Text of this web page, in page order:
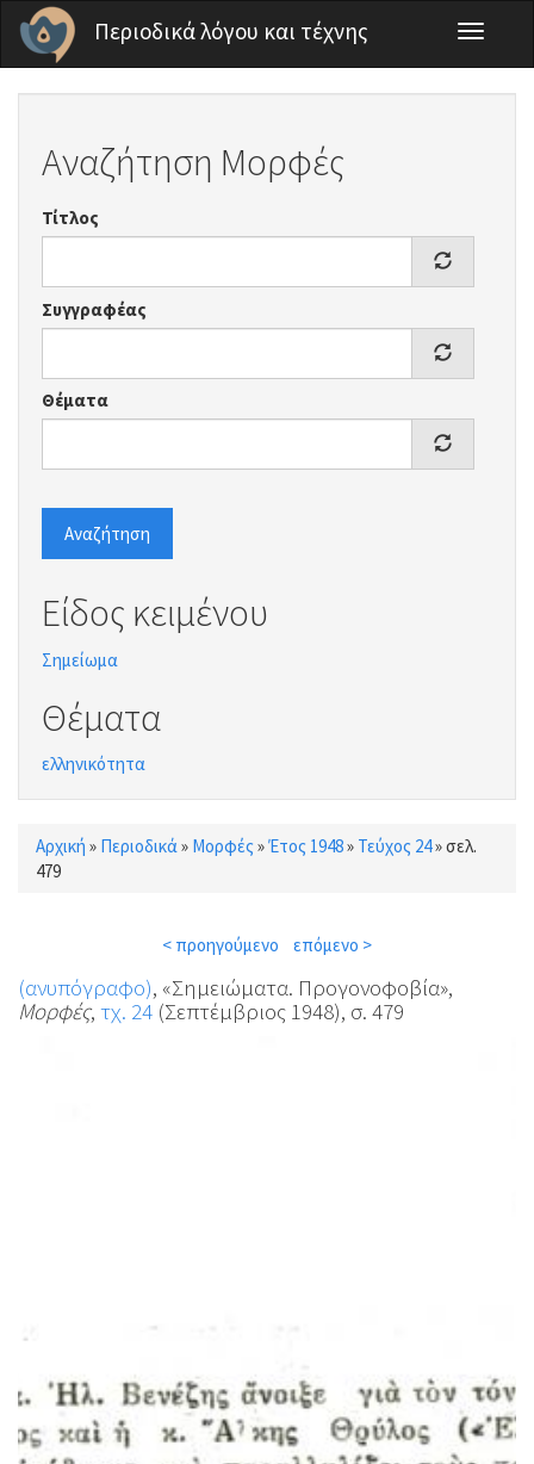
Παράκαμψη προς το κυρίως περιεχόμενο
Περιοδικά λόγου και τέχνης
Toggle
Αναζήτηση Μορφές
Τίτλος
Συγγραφέας
Θέματα
Αναζήτηση
Είδος κειμένου
Σημείωμα
Θέματα
ελληνικότητα
Είστε εδώ
Αρχική » Περιοδικά» Μορφές »Έτος 1948» Τεύχος 24»σελ.
479
< προηγούμενο επόμενο >
(ανυπόγραφο), «Σημειώματα. Προγονοφοβία»,
Μορφές, τχ. 24 (Σεπτέμβριος 1948), σ. 479